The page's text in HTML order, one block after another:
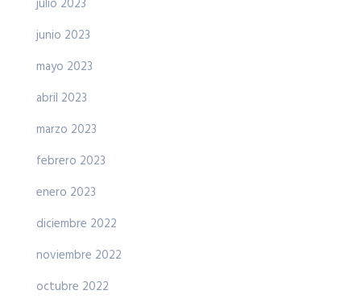
junio 2023
mayo 2023
abril 2023
marzo 2023
febrero 2023
enero 2023
diciembre 2022
noviembre 2022
octubre 2022